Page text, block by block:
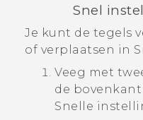
Snel
Je kunt de tegels
of verplaatsen in
Veeg met
de
Snelle